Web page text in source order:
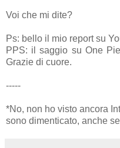
Voi che mi dite?
Ps: bello il mio report su
PPS: il saggio su One
Grazie di cuore.
-----
*No, non ho visto ancora
sono dimenticato, anche